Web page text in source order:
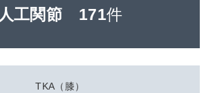
人工関節 171件
TKA（膝）